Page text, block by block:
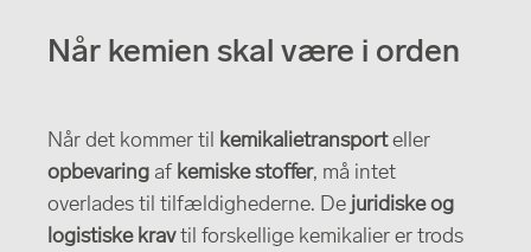
Når kemien skal være i orden
Når det kommer til kemikalietransporteller
opbevaring af kemiske stoffer, må intet
overlades til tilfældighederne. De juridiske og
logistiske kravtil forskellige kemikalier er trods